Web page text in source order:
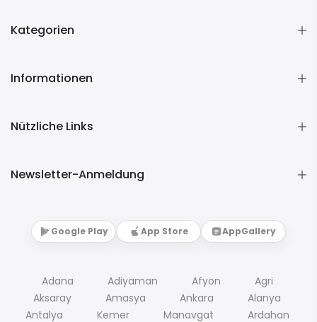
Kategorien
Informationen
Nützliche Links
Newsletter-Anmeldung
Google Play App Store AppGallery
Adana Adiyaman Afyon
Agri
Aksaray
Amasya Ankara
Alanya
Antalya
Kemer Manavgat Ardahan